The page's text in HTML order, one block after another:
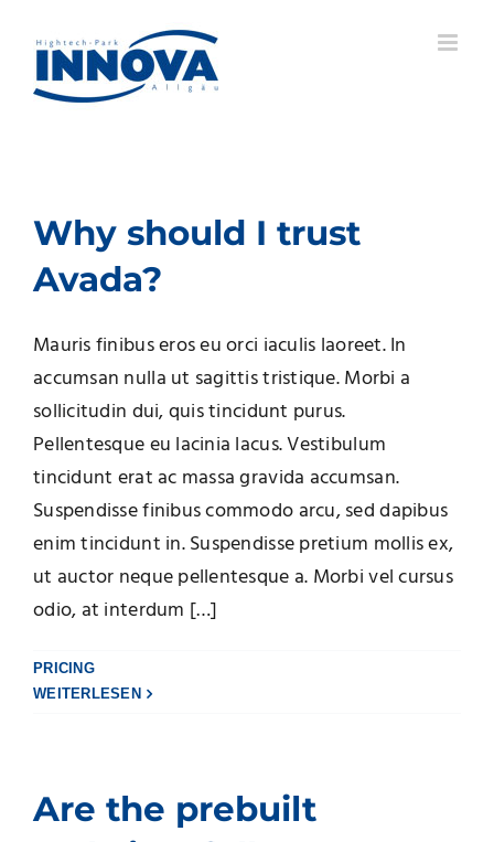
Inhalt
springen
Why should I trust
Avada?
Mauris finibus eros eu orci iaculis laoreet. In
accumsan nulla ut sagittis tristique. Morbi a
sollicitudin dui, quis tincidunt purus.
Pellentesque eu lacinia lacus. Vestibulum
tincidunt erat ac massa gravida accumsan.
Suspendisse finibus commodo arcu, sed dapibus
enim tincidunt in. Suspendisse pretium mollis ex,
ut auctor neque pellentesque a. Morbi vel cursus
odio, at interdum […]
PRICING
WEITERLESEN
Are the prebuilt